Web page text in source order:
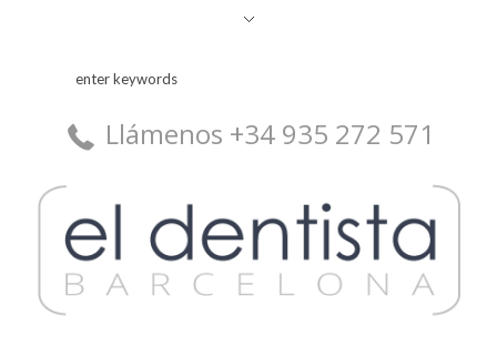
Llámenos +34 935 272 571